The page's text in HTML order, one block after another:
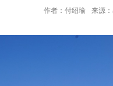
作者： 付绍瑜 来源：